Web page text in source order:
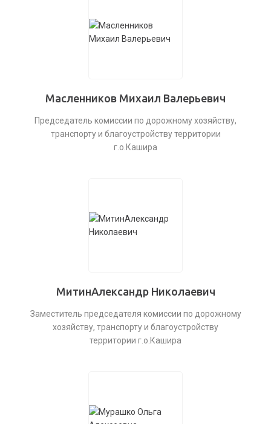
Масленников Михаил Валерьевич
Председатель комиссии по дорожному хозяйству,
транспорту и благоустройству территории
г.о.Кашира
МитинАлександр Николаевич
Заместитель председателя комиссии по дорожному
хозяйству, транспорту и благоустройству
территории г.о.Кашира